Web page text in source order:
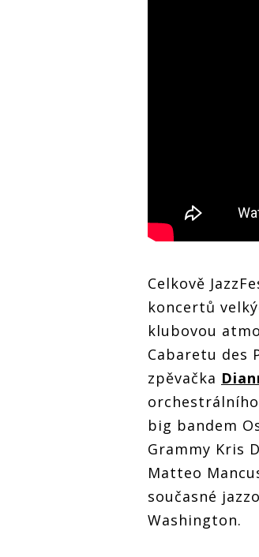
Celkově
koncertů
klubovou
Cabaretu des
zpěvačka
big bandem
Grammy Kris
Matteo
současné
Washington.